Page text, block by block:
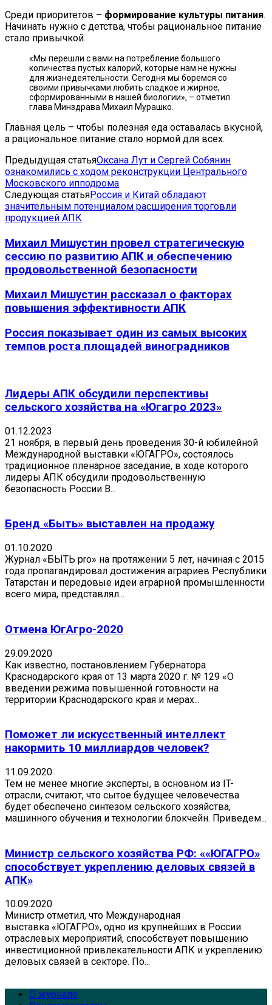
Среди приоритетов – формирование культуры питания.
Начинать нужно с детства, чтобы рациональное питание
стало привычкой.
«Мы перешли с вами на потребление большого
количества пустых калорий, которые нам не нужны
для жизнедеятельности. Сегодня мы боремся со
своими привычками любить сладкое и жирное,
сформированными в нашей биологии», – отметил
глава Минздрава Михаил Мурашко.
Главная цель – чтобы полезная еда оставалась вкусной,
а рациональное питание стало нормой для всех.
Предыдущая статьяОксана Лут и Сергей Собянин
ознакомились с ходом реконструкции Центрального
Московского ипподрома
Следующая статьяРоссия и Китай обладают
значительным потенциалом расширения торговли
продукцией АПК
Михаил Мишустин провел стратегическую
сессию по развитию АПК и обеспечению
продовольственной безопасности
Михаил Мишустин рассказал о факторах
повышения эффективности АПК
Россия показывает один из самых высоких
темпов роста площадей виноградников
Лидеры АПК обсудили перспективы
сельского хозяйства на «Югагро 2023»
01.12.2023
21 ноября, в первый день проведения 30-й юбилейной
Международной выставки «ЮГАГРО», состоялось
традиционное пленарное заседание, в ходе которого
лидеры АПК обсудили продовольственную
безопасность России В...
Бренд «Быть» выставлен на продажу
01.10.2020
Журнал «БЫТЬ pro» на протяжении 5 лет, начиная с 2015
года пропагандировал достижения аграриев Республики
Татарстан и передовые идеи аграрной промышленности
всего мира, представлял...
Отмена ЮгАгро-2020
29.09.2020
Как известно, постановлением Губернатора
Краснодарского края от 13 марта 2020 г. № 129 «О
введении режима повышенной готовности на
территории Краснодарского края и мерах...
Поможет ли искусственный интеллект
накормить 10 миллиардов человек?
11.09.2020
Тем не менее многие эксперты, в основном из IT-
отрасли, считают, что сытое будущее человечества
будет обеспечено синтезом сельского хозяйства,
машинного обучения и технологии блокчейн. Приведем...
Министр сельского хозяйства РФ: ««ЮГАГРО»
способствует укреплению деловых связей в
АПК»
10.09.2020
Министр отметил, что Международная
выставка «ЮГАГРО», одно из крупнейших в России
отраслевых мероприятий, способствует повышению
инвестиционной привлекательности АПК и укреплению
деловых связей в секторе. По...
О журнале